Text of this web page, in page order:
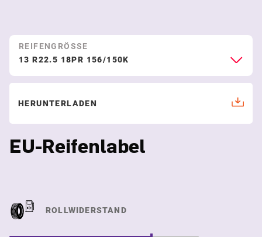
EU-Reifenlabel
REIFENGRÖSSE
13 R22.5 18PR 156/150K
HERUNTERLADEN
ROLLWIDERSTAND